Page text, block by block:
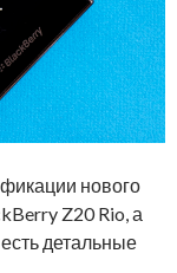
нового
Z20 Rio, а
детальные